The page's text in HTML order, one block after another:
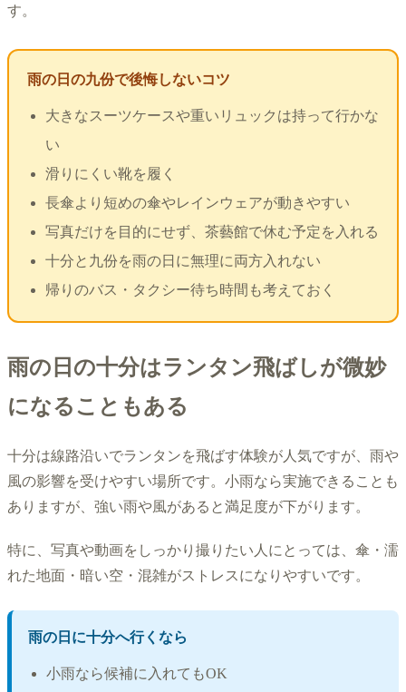
す。
雨の日の九份で後悔しないコツ
大きなスーツケースや重いリュックは持って行かな
い
滑りにくい靴を履く
長傘より短めの傘やレインウェアが動きやすい
写真だけを目的にせず、茶藝館で休む予定を入れる
十分と九份を雨の日に無理に両方入れない
帰りのバス・タクシー待ち時間も考えておく
雨の日の十分はランタン飛ばしが微妙
になることもある
十分は線路沿いでランタンを飛ばす体験が人気ですが、雨や
風の影響を受けやすい場所です。小雨なら実施できることも
ありますが、強い雨や風があると満足度が下がります。
特に、写真や動画をしっかり撮りたい人にとっては、傘・濡
れた地面・暗い空・混雑がストレスになりやすいです。
雨の日に十分へ行くなら
小雨なら候補に入れてもOK